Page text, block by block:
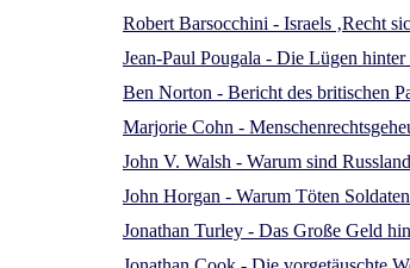
Robert Barsocchini - Israels ‚Recht
Jean-Paul Pougala - Die Lügen
Ben Norton - Bericht des britischen
Marjorie Cohn -
John V. Walsh - Warum sind
John Horgan - Warum Töten
Jonathan Turley - Das Große Geld